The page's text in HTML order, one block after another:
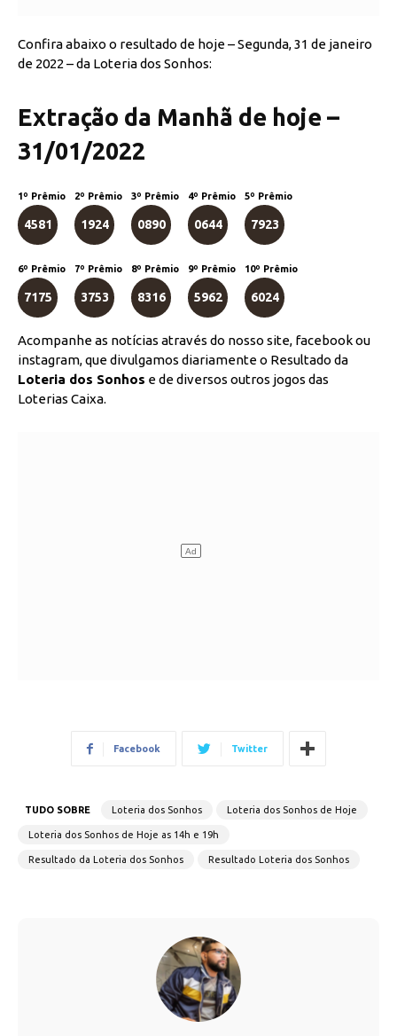
Confira abaixo o resultado de hoje – Segunda, 31 de janeiro
de 2022 – da Loteria dos Sonhos:
Extração da Manhã de hoje –
31/01/2022
1º Prêmio
4581
2º Prêmio
1924
3º Prêmio
0890
4º Prêmio
0644
5º Prêmio
7923
6º Prêmio
7175
7º Prêmio
3753
8º Prêmio
8316
9º Prêmio
5962
10º Prêmio
6024
Acompanhe as notícias através do nosso site, facebook ou
instagram, que divulgamos diariamente o Resultado da
Loteria dos Sonhos e de diversos outros jogos das
Loterias Caixa.
Facebook Twitter
TUDO SOBRE Loteria dos Sonhos Loteria dos Sonhos de Hoje
Loteria dos Sonhos de Hoje as 14h e 19h
Resultado da Loteria dos Sonhos Resultado Loteria dos Sonhos